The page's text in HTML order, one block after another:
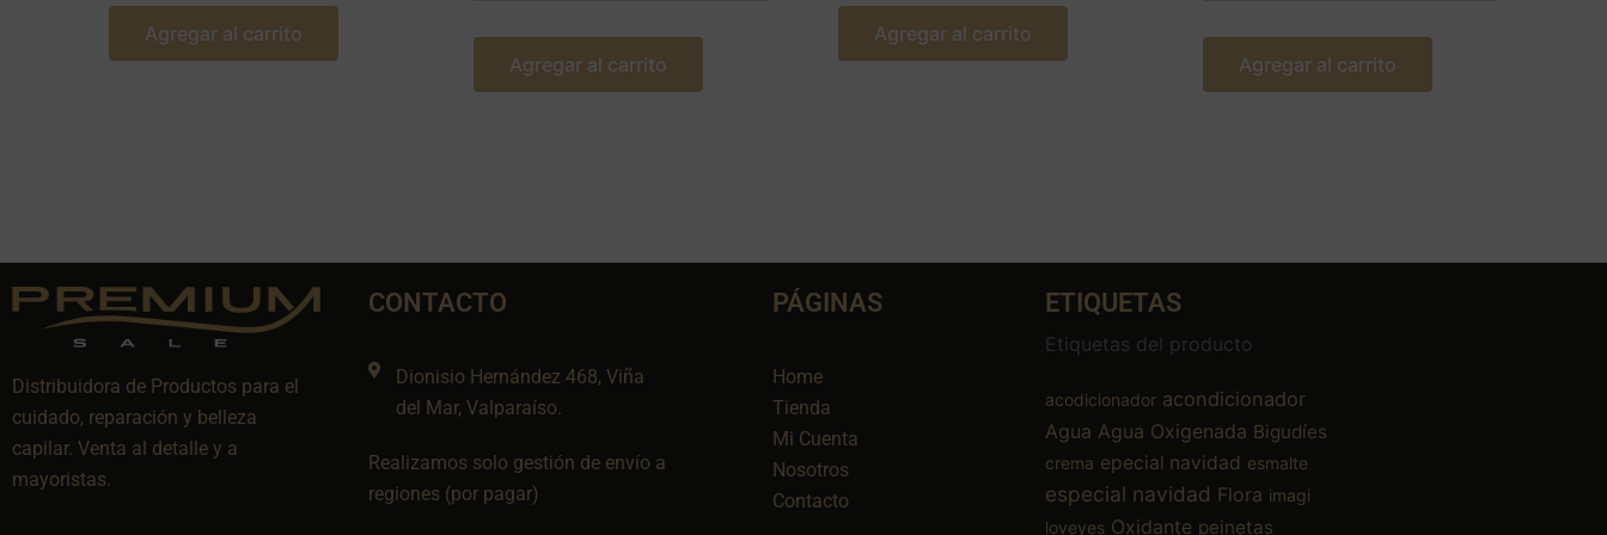
Agregar al carrito
Agregar al carrito
Agregar al carrito
Agregar al carrito
Distribuidora de Productos para el
cuidado, reparación y belleza
capilar. Venta al detalle y a
mayoristas.
CONTACTO
Dionisio Hernández 468, Viña
del Mar, Valparaíso.
Realizamos solo gestión de envío a
regiones (por pagar)
PÁGINAS
Home
Tienda
Mi Cuenta
Nosotros
Contacto
ETIQUETAS
Etiquetas del producto
acodicionador acondicionador
Agua Agua Oxigenada Bigudíes
crema epecial navidad esmalte
especial navidad Flora imagi
loveyes Oxidante peinetas